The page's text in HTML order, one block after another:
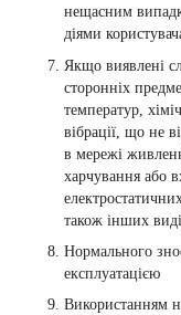
нещасним
діями
Якщо виявлені
сторонніх
температур,
вібрації, що не
в мережі
харчування або
також інших
Нормального
експлуатацією
Використанням